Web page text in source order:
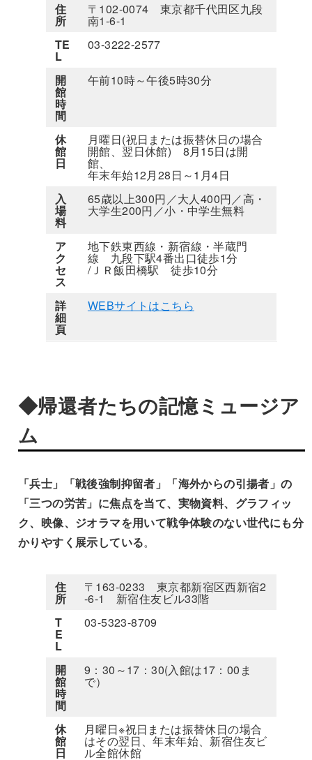
住
所
〒102-0074 東京都千代田区九段
南1-6-1
TE
L
03-3222-2577
開
館
時
間
午前10時～午後5時30分
休
館
日
月曜日(祝日または振替休日の場合
開館、翌日休館) 8月15日は開
館、
年末年始12月28日～1月4日
入
場
料
65歳以上300円／大人400円／高・
大学生200円／小・中学生無料
ア
ク
セ
ス
地下鉄東西線・新宿線・半蔵門
線 九段下駅4番出口徒歩1分
/ＪＲ飯田橋駅 徒歩10分
詳
細
頁
WEBサイトはこちら
◆帰還者たちの記憶ミュージア
ム
「兵士」「戦後強制抑留者」「海外からの引揚者」の
「三つの労苦」 に焦点を当て、実物資料、グラフィッ
ク、映像、ジオラマを用いて戦争体験のない世代にも分
かりやすく展示している。
住
所
〒163-0233 東京都新宿区西新宿2
-6-1 新宿住友ビル33階
T
E
L
03-5323-8709
開
館
時
間
9：30～17：30(入館は17：00ま
で）
休
館
日
月曜日※祝日または振替休日の場合
はその翌日、年末年始、新宿住友ビ
ル全館休館